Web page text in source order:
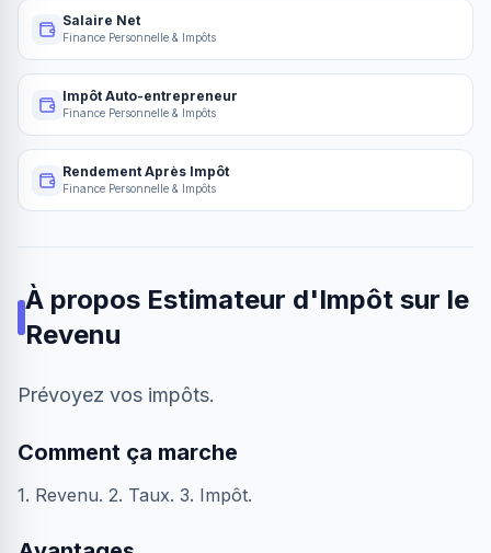
Salaire Net
Finance Personnelle & Impôts
Impôt Auto-entrepreneur
Finance Personnelle & Impôts
Rendement Après Impôt
Finance Personnelle & Impôts
À propos Estimateur d'Impôt sur le
Revenu
Prévoyez vos impôts.
Comment ça marche
1. Revenu. 2. Taux. 3. Impôt.